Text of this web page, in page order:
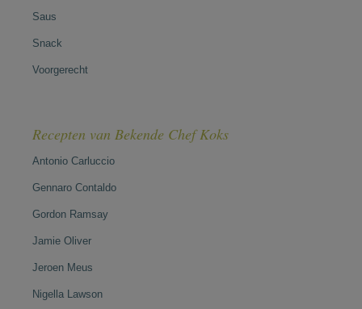
Saus
Snack
Voorgerecht
Recepten van Bekende Chef Koks
Antonio Carluccio
Gennaro Contaldo
Gordon Ramsay
Jamie Oliver
Jeroen Meus
Nigella Lawson